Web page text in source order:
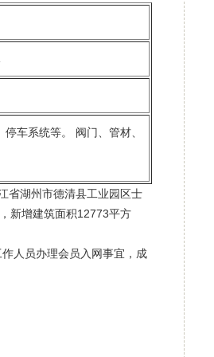
车系统等。 阀门、管材、
湖州市德清县工业园区士
新增建筑面积12773平方
人员办理会员入网事宜，成